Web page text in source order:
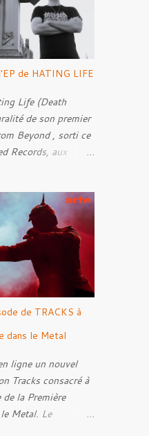
de HATING LIFE
Life (Death
de son premier
Beyond , sorti ce
Records, aux
a été réalisé
01. Into The
03. A
Against The
06. The
de TRACKS à
dans le Metal
ligne un nouvel
Tracks consacré à
la Première
Metal. Le